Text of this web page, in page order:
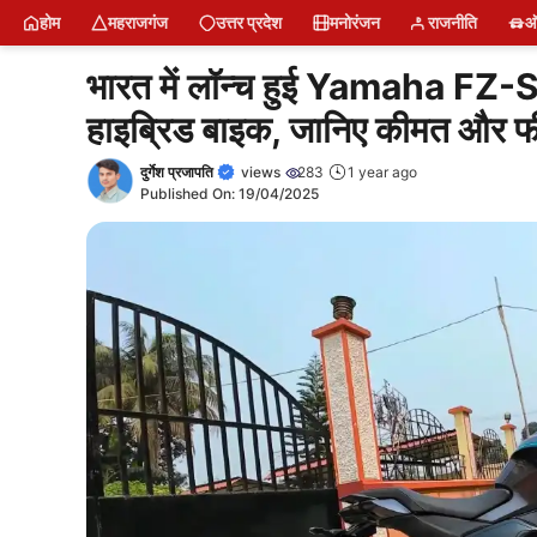
Skip
to
MRJ News में डिजिटल रिपोर्टर बनेंWater BottleAbout
Latest PoatShort NewsNewsSing UpLogin
Naam Jap Counter
होम महराजगंज उत्तर प्रदेश मनोरंजन राजनीति
भारत में लॉन्च हुई Yamaha
हाइब्रिड बाइक, जानिए कीमत और
दुर्गेश प्रजापति views 283
1 year ago
Published On: 19/04/2025